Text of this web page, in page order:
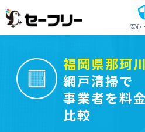
安心
福岡県那珂
網戸清掃で
事業者を料
比較